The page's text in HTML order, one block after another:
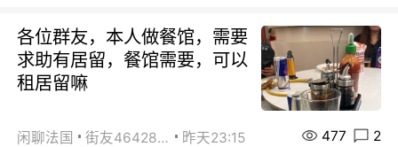
各位群友，本人做餐馆，需要
求助有居留，餐馆需要，可以
租居留嘛
闲聊法国 街友46428878 昨天23:15 477 2